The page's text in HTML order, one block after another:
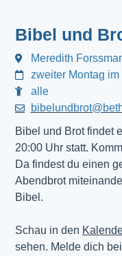
Bibel und
Meredith
zweiter Montag
alle
Bibel und Brot findet
20:00 Uhr statt.
Da findest du einen
Abendbrot
Bibel.
Schau in den
sehen. Melde dich bei